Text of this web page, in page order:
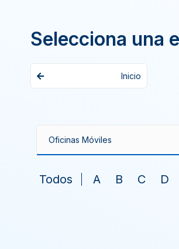
Selecciona una
Inicio
Todos A B C D